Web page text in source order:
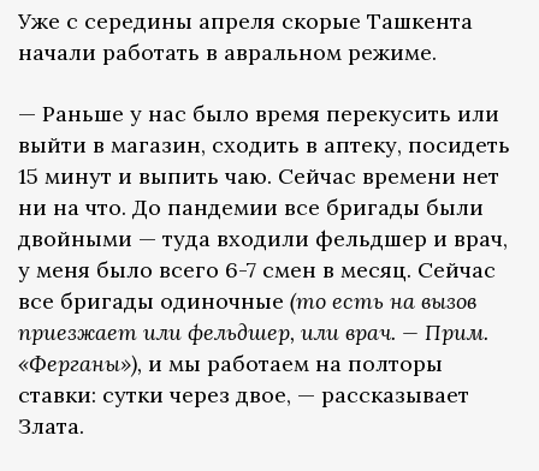
Уже с середины апреля скорые Ташкента
начали работать в авральном режиме.
— Раньше у нас было время перекусить или
выйти в магазин, сходить в аптеку, посидеть
15 минут и выпить чаю. Сейчас времени нет
ни на что. До пандемии все бригады были
двойными — туда входили фельдшер и врач,
у меня было всего 6-7 смен в месяц. Сейчас
все бригады одиночные (то есть на вызов
приезжает или фельдшер, или врач. — Прим.
«Ферганы»), и мы работаем на полторы
ставки: сутки через двое, — рассказывает
Злата.